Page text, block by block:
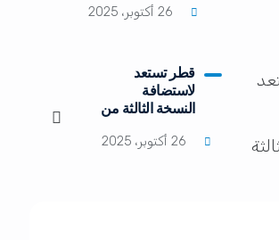
26 أكتوبر، 2025
قطر تستعد
لاستضافة
النسخة الثالثة من
26 أكتوبر، 2025